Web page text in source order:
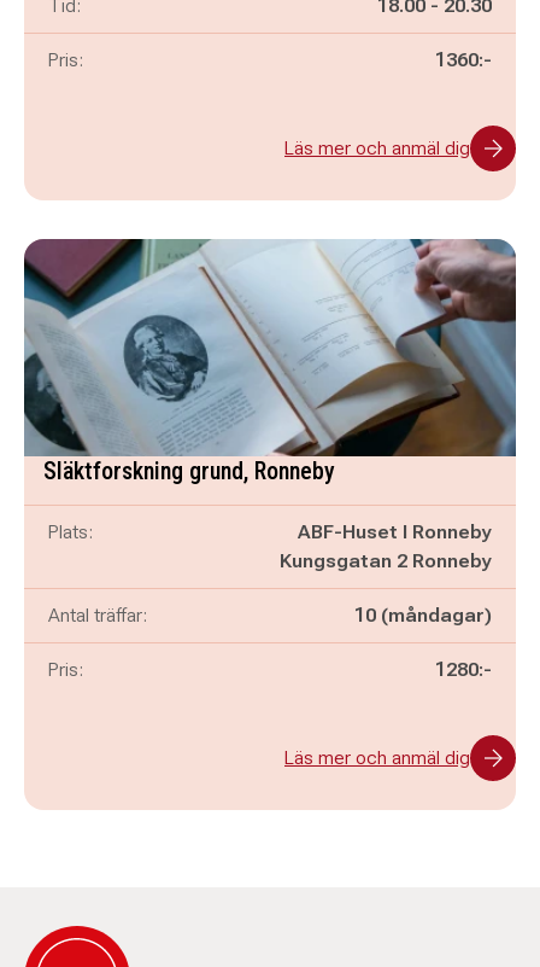
Tid: 18.00 - 20.30
Pris: 1360:-
Läs mer och anmäl dig
Släktforskning grund, Ronneby
Plats:
ABF-Huset I Ronneby
Kungsgatan 2 Ronneby
Antal träffar: 10 (måndagar)
Pris: 1280:-
Läs mer och anmäl dig